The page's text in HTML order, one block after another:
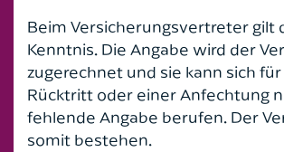
Beim Versicherungsvertreter gilt
Kenntnis. Die Angabe wird der
zugerechnet und sie kann sich
Rücktritt oder einer Anfechtung
fehlende Angabe berufen. Der
somit bestehen.